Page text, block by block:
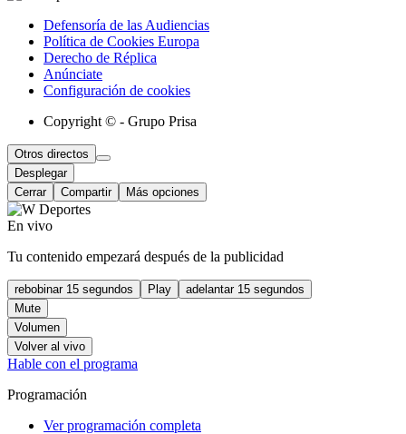
Defensoría de las Audiencias
Política de Cookies Europa
Derecho de Réplica
Anúnciate
Configuración de cookies
Copyright © - Grupo Prisa
Otros directos
Desplegar
Cerrar
Compartir Más opciones
En vivo
Tu contenido empezará después de la publicidad
rebobinar 15 segundos Play
adelantar 15 segundos
Mute
Volumen
Volver al vivo
Hable con el programa
Programación
Ver programación completa